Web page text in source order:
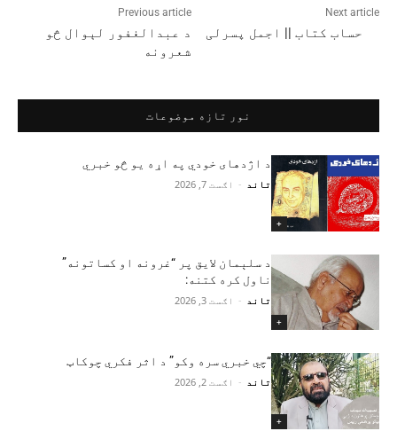
Previous article
د عبدالغفور لېوال څو
شعرونه
Next article
حساب کتاب || اجمل پسرلی
نور تازه موضوعات
+
د اژدهای خودي په اړه یو څو خبري
تاند - اګست 7, 2026
+
د سلېمان لایق پر “غرونه او کساتونه”
ناول کره کتنه:
تاند - اګست 3, 2026
+
“چي خبري سره وکو” د اثر فکري چوکاټ
تاند - اګست 2, 2026